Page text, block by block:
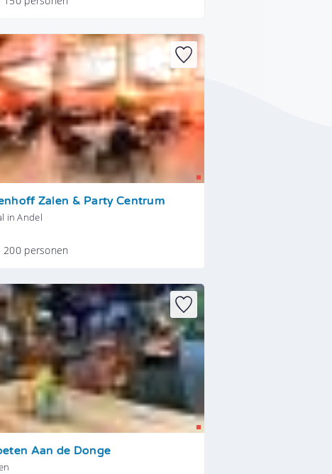
Zalen & Party Centrum
in Andel
200 personen
Aan de Donge